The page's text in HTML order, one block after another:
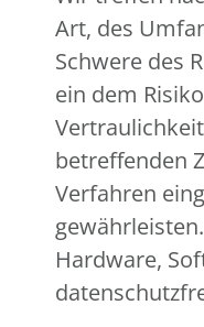
Art, des
Schwere des
ein dem
betreffenden
Verfahren
Hardware,